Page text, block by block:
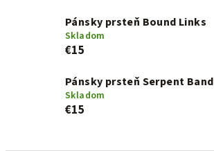
Pánsky prsteň Bound Links
Skladom
€15
Pánsky prsteň Serpent Band
Skladom
€15